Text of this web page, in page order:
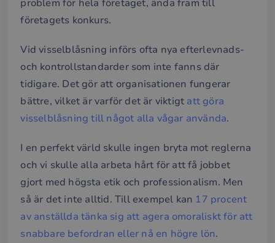
problem för hela företaget, ända fram till
företagets konkurs.
Vid visselblåsning införs ofta nya efterlevnads-
och kontrollstandarder som inte fanns där
tidigare. Det gör att organisationen fungerar
bättre, vilket är varför det är viktigt att göra
visselblåsning till något alla vågar använda.
I en perfekt värld skulle ingen bryta mot reglerna
och vi skulle alla arbeta hårt för att få jobbet
gjort med högsta etik och professionalism. Men
så är det inte alltid. Till exempel kan 17 procent
av anställda tänka sig att agera omoraliskt för att
snabbare befordran eller nå en högre lön.